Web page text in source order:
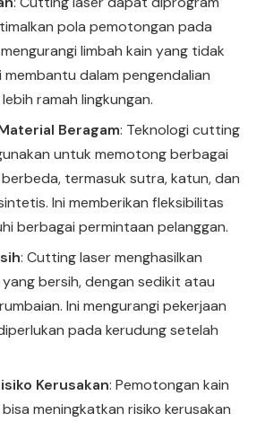
pola pemotongan pada
limbah kain yang tidak
membantu dalam pengendalian
ramah lingkungan.
Beragam: Teknologi cutting
untuk memotong berbagai
termasuk sutra, katun, dan
Ini memberikan fleksibilitas
berbagai permintaan pelanggan.
: Cutting laser menghasilkan
bersih, dengan sedikit atau
Ini mengurangi pekerjaan
pada kerudung setelah
Kerusakan: Pemotongan kain
meningkatkan risiko kerusakan